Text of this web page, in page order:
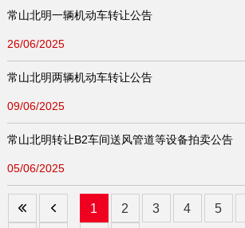
常山北明一辆机动车转让公告
26/06/2025
常山北明两辆机动车转让公告
09/06/2025
常山北明转让B2车间送风管道等设备拍卖公告
05/06/2025
1 2 3 4 5